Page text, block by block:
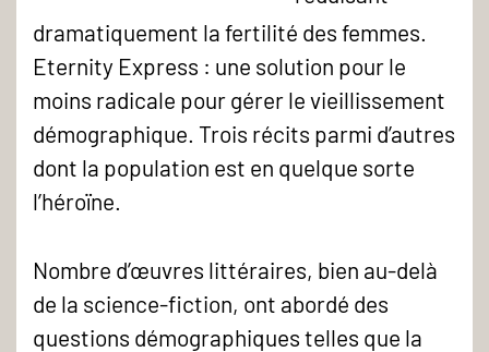
lundis
de
l'Ined
Logo
dramatiquement la fertilité des femmes.
Eternity Express : une solution pour le
moins radicale pour gérer le vieillissement
démographique. Trois récits parmi d’autres
dont la population est en quelque sorte
l’héroïne.
Nombre d’œuvres littéraires, bien au-delà
de la science-fiction, ont abordé des
questions démographiques telles que la